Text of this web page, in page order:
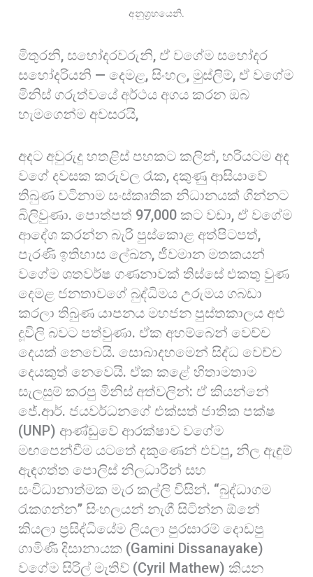
අනුග්‍රහයෙනි.
මිතුරනි, සහෝදරවරුනි, ඒ වගේම සහෝදර
සහෝදරියනි — දෙමළ, සිංහල, මුස්ලිම්, ඒ වගේම
මිනිස් ගරුත්වයේ අර්ථය අගය කරන ඔබ
හැමගෙන්ම අවසරයි,
අදට අවුරුදු හතළිස් පහකට කලින්, හරියටම අද
වගේ දවසක කරුවල රෑක, දකුණු ආසියාවේ
තිබුණ වටිනාම සංස්කෘතික නිධානයක් ගින්නට
බිලිවුණා. පොත්පත් 97,000 කට වඩා, ඒ වගේම
ආදේශ කරන්න බැරි පුස්කොළ අත්පිටපත්,
පැරණි ඉතිහාස ලේඛන, ජීවමාන මතකයන්
වගේම ශතවර්ෂ ගණනාවක් තිස්සේ එකතු වුණ
දෙමළ ජනතාවගේ බුද්ධිමය උරුමය ගබඩා
කරලා තිබුණ යාපනය මහජන පුස්තකාලය අළු
දූවිලි බවට පත්වුණා. ඒක අහම්බෙන් වෙච්ච
දෙයක් නෙවෙයි. සොබාදහමෙන් සිද්ධ වෙච්ච
දෙයකුත් නෙවෙයි. ඒක කළේ හිතාමතාම
සැලසුම් කරපු මිනිස් අත්වලින්: ඒ කියන්නේ
ජේ.ආර්. ජයවර්ධනගේ එක්සත් ජාතික පක්ෂ
(UNP) ආණ්ඩුවේ ආරක්ෂාව වගේම
මඟපෙන්වීම යටතේ දකුණෙන් එවපු, නිල ඇඳුම්
ඇඳගත්ත පොලිස් නිලධාරීන් සහ
සංවිධානාත්මක මැර කල්ලි විසින්. “බුද්ධාගම
රැකගන්න” සිංහලයන් නැගී සිටින්න ඕනේ
කියලා ප්‍රසිද්ධියේම ලියලා පුරසාරම් දොඩපු
ගාමිණී දිසානායක (Gamini Dissanayake)
වගේම සිරිල් මැතිව් (Cyril Mathew) කියන